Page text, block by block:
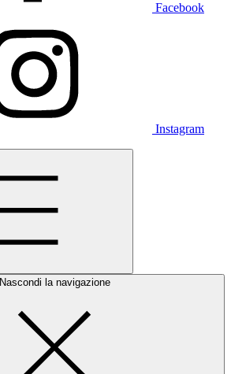
Facebook
Instagram
Nascondi la navigazione